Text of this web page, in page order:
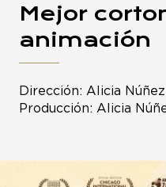
Mejor
animación
Dirección: Alicia
Producción: Alicia